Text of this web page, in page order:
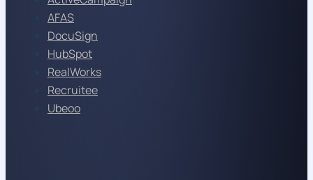
AFAS
DocuSign
HubSpot
RealWorks
Recruitee
Ubeoo